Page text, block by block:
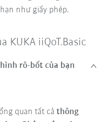
như giấy phép.
KUKA iiQoT.Basic
rô-bốt của bạn
quan tất cảthông